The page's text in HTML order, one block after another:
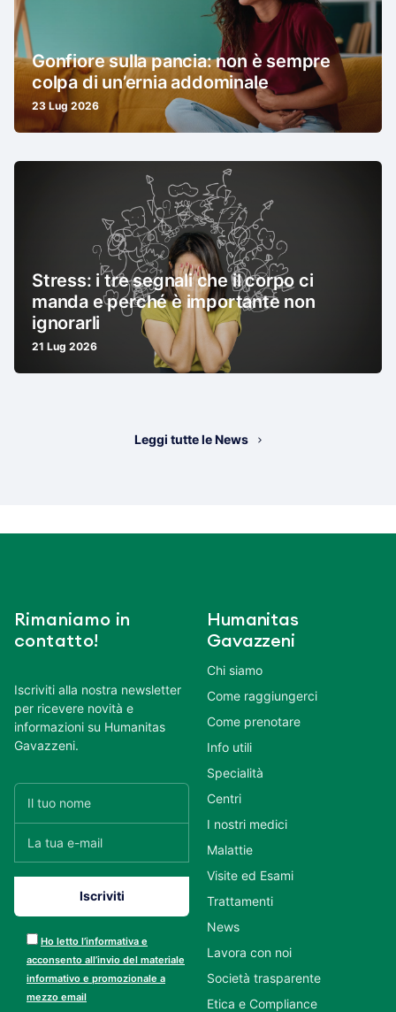
Gonfiore sulla pancia: non è sempre
colpa di un’ernia addominale
23 Lug 2026
Stress: i tre segnali che il corpo ci
manda e perché è importante non
ignorarli
21 Lug 2026
Leggi tutte le News
Rimaniamo in
contatto!
Iscriviti alla nostra newsletter
per ricevere novità e
informazioni su Humanitas
Gavazzeni.
Ho letto l’informativa e
acconsento all’invio del materiale
informativo e promozionale a
mezzo email
Humanitas
Gavazzeni
Chi siamo
Come raggiungerci
Come prenotare
Info utili
Specialità
Centri
I nostri medici
Malattie
Visite ed Esami
Trattamenti
News
Lavora con noi
Società trasparente
Etica e Compliance